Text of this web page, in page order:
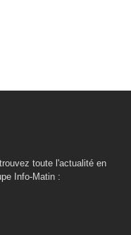
toute l'actualité en
Info-Matin :